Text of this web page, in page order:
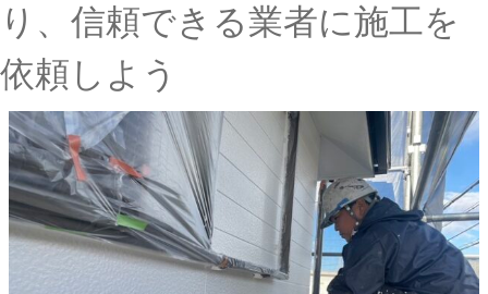
り、信頼できる業者に施工を
依頼しよう